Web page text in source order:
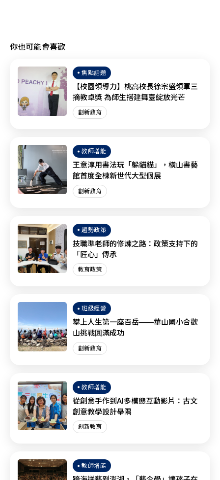
你也可能會喜歡
焦點話題
【校園領導力】桃高校長徐宗盛領軍三
摘教卓獎 為師生搭建舞臺綻放光芒
創新教育
教師增能
王意淳用書法玩「躲貓貓」，橫山書藝
館首度全棟新世代大型個展
創新教育
趨勢政策
技職準老師的修煉之路：政策支持下的
「匠心」傳承
教育政策
班級經營
攀上人生第一座百岳——華山國小合歡
山挑戰圓滿成功
創新教育
教師增能
從創意手作到AI多模態互動影片：古文
創意教學設計舉隅
創新教育
教師增能